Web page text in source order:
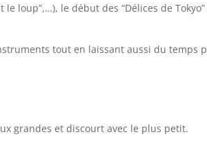
loup”,…), le début des “Délices de
tout en laissant aussi du
grandes et discourt avec le plus petit.